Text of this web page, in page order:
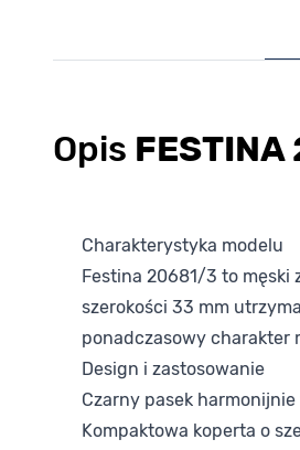
Opis
Charakterystyka modelu
Festina 20681/3 to męski
szerokości 33 mm
ponadczasowy charakter
Design i zastosowanie
Czarny pasek
Kompaktowa koperta o